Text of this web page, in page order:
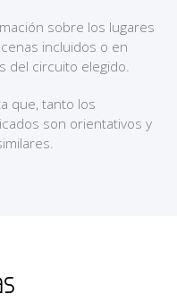
sobre los lugares
incluidos o en
del circuito elegido.
que, tanto los
son orientativos y